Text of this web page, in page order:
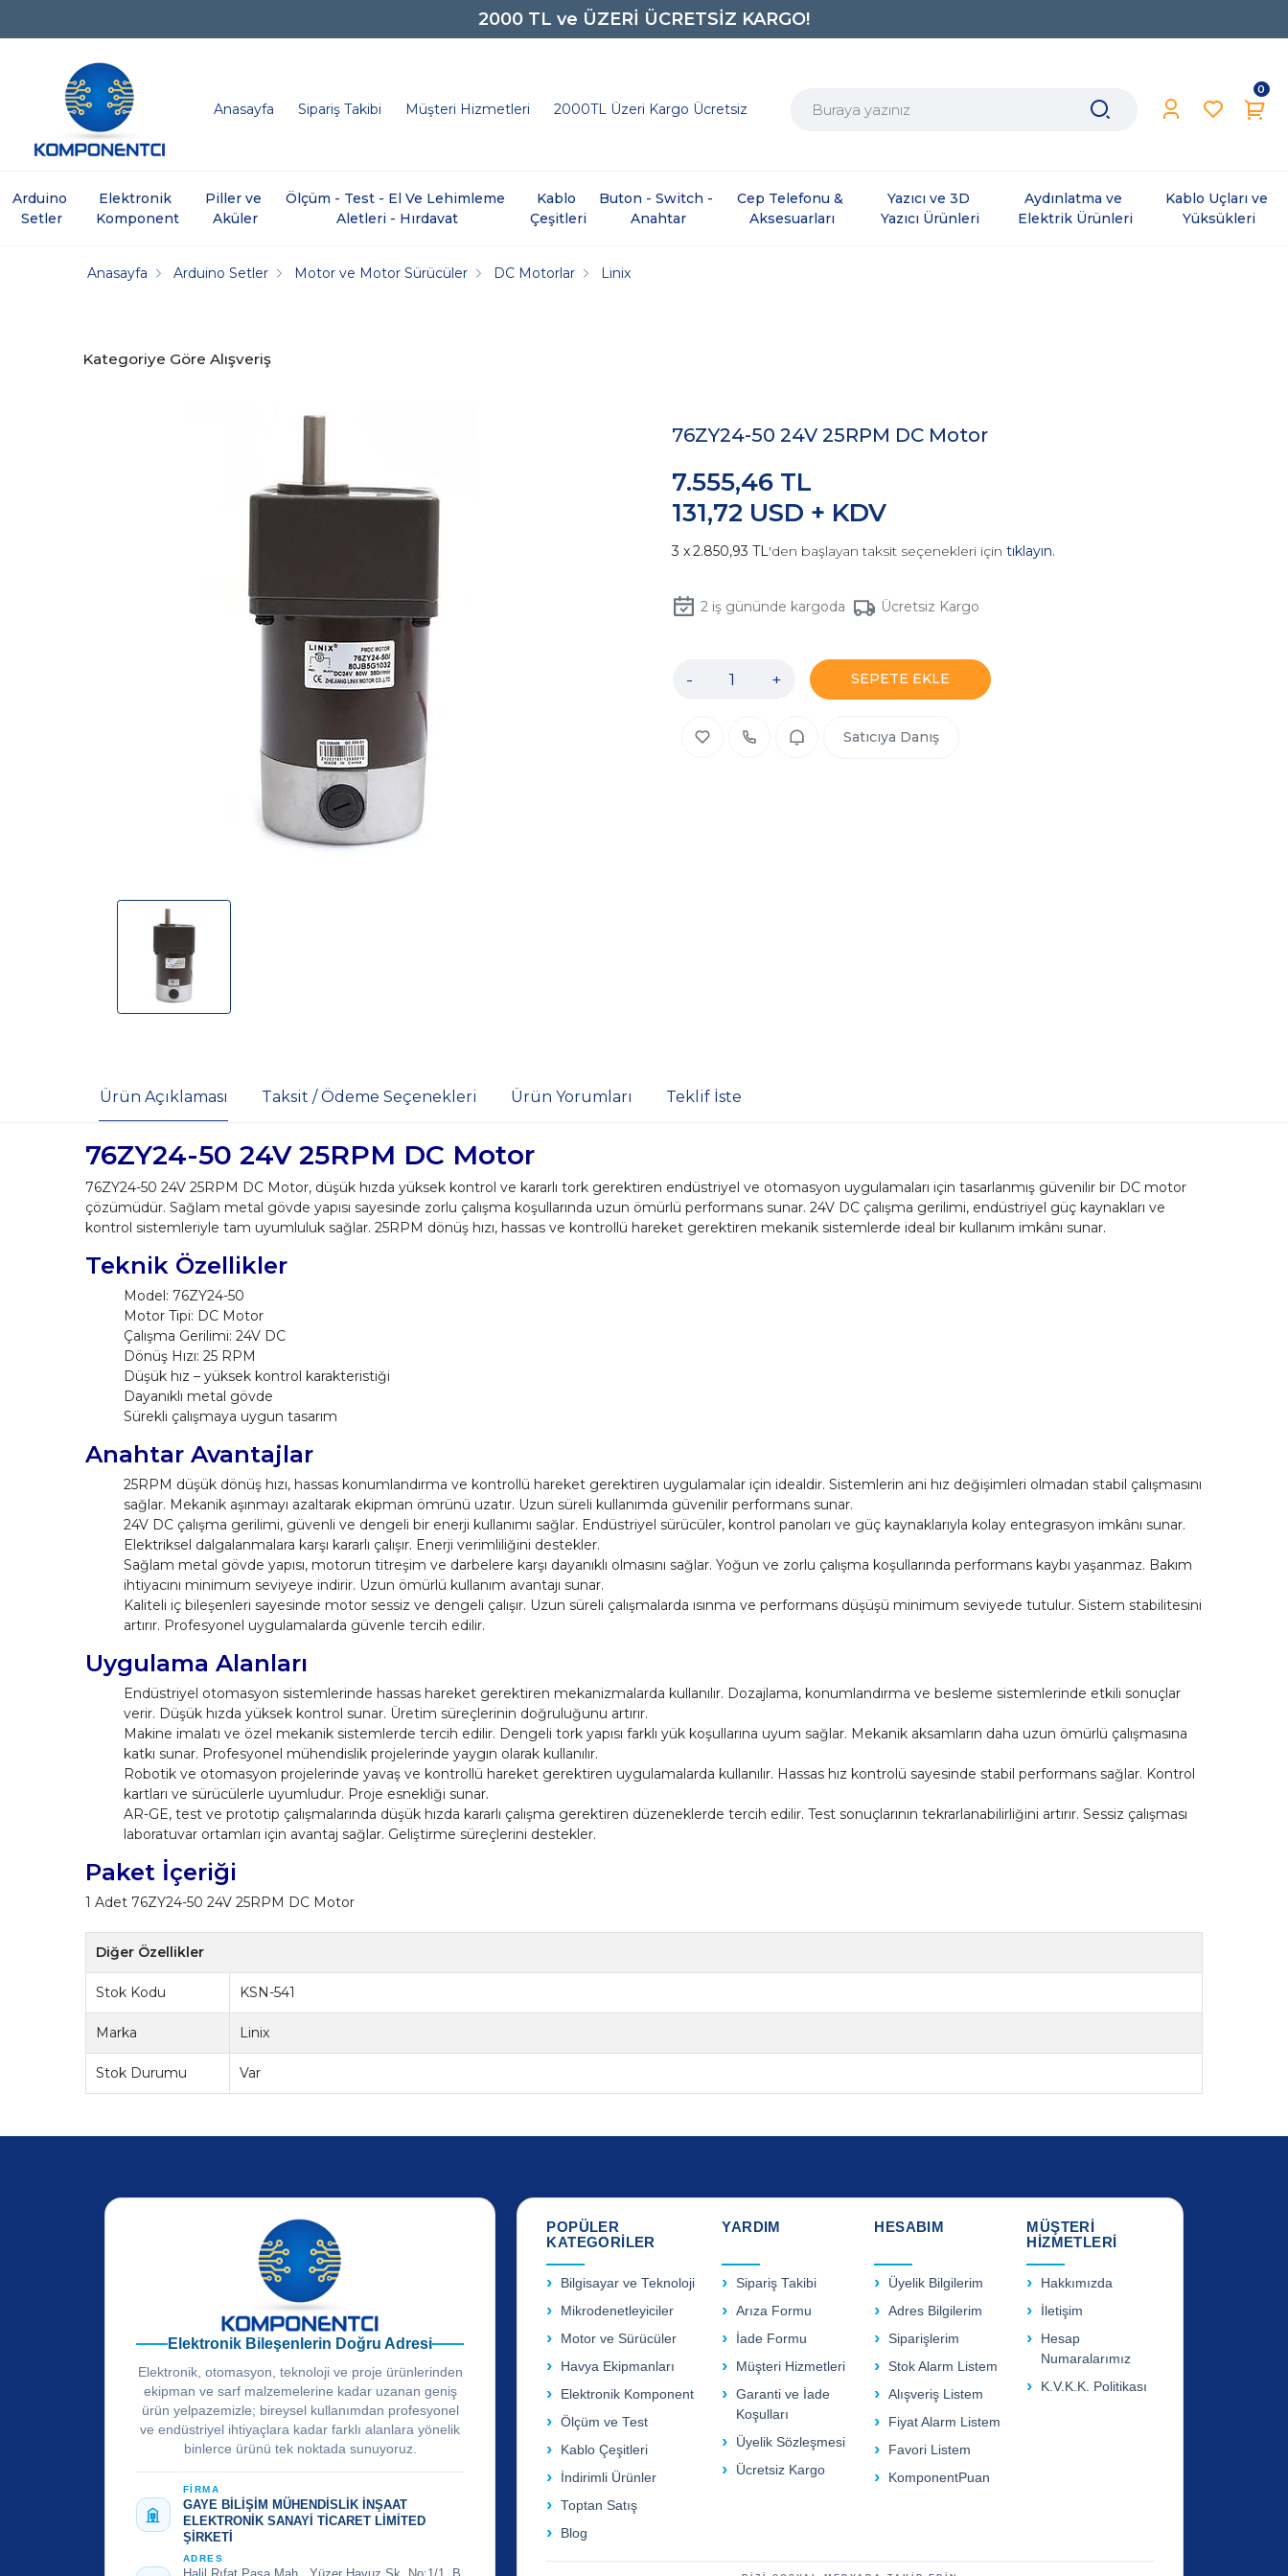
2000 TL ve ÜZERİ ÜCRETSİZ KARGO!
0850 242 0734
Anasayfa Sipariş Takibi Müşteri Hizmetleri 2000TL Üzeri Kargo Ücretsiz
0
Arduino
Setler
Elektronik
Komponent
Piller ve
Aküler
Ölçüm - Test - El Ve Lehimleme
Aletleri - Hırdavat
Kablo
Çeşitleri
Buton - Switch -
Anahtar
Cep Telefonu &
Aksesuarları
Yazıcı ve 3D
Yazıcı Ürünleri
Aydınlatma ve
Elektrik Ürünleri
Kablo Uçları ve
Yüksükleri
Anasayfa Arduino Setler Motor ve Motor Sürücüler DC Motorlar Linix
Kategoriye Göre Alışveriş
76ZY24-50 24V 25RPM DC Motor
131,72 USD + KDV
7.555,46 TL
2.850,93 TL'den başlayan taksit seçenekleri için tıklayın.
2iş gününde kargoda Ücretsiz Kargo
- + SEPETE EKLE
Satıcıya Danış
Ürün Açıklaması Taksit / Ödeme Seçenekleri Ürün Yorumları Teklif İste
76ZY24-50 24V 25RPM DC Motor
76ZY24-50 24V 25RPM DC Motor, düşük hızda yüksek kontrol ve kararlı tork gerektiren endüstriyel ve otomasyon uygulamaları için tasarlanmış güvenilir bir DC motor
çözümüdür. Sağlam metal gövde yapısı sayesinde zorlu çalışma koşullarında uzun ömürlü performans sunar. 24V DC çalışma gerilimi, endüstriyel güç kaynakları ve
kontrol sistemleriyle tam uyumluluk sağlar. 25RPM dönüş hızı, hassas ve kontrollü hareket gerektiren mekanik sistemlerde ideal bir kullanım imkânı sunar.
Teknik Özellikler
Model: 76ZY24-50
Motor Tipi: DC Motor
Çalışma Gerilimi: 24V DC
Dönüş Hızı: 25 RPM
Düşük hız – yüksek kontrol karakteristiği
Dayanıklı metal gövde
Sürekli çalışmaya uygun tasarım
Anahtar Avantajlar
25RPM düşük dönüş hızı, hassas konumlandırma ve kontrollü hareket gerektiren uygulamalar için idealdir. Sistemlerin ani hız değişimleri olmadan stabil çalışmasını
sağlar. Mekanik aşınmayı azaltarak ekipman ömrünü uzatır. Uzun süreli kullanımda güvenilir performans sunar.
24V DC çalışma gerilimi, güvenli ve dengeli bir enerji kullanımı sağlar. Endüstriyel sürücüler, kontrol panoları ve güç kaynaklarıyla kolay entegrasyon imkânı sunar.
Elektriksel dalgalanmalara karşı kararlı çalışır. Enerji verimliliğini destekler.
Sağlam metal gövde yapısı, motorun titreşim ve darbelere karşı dayanıklı olmasını sağlar. Yoğun ve zorlu çalışma koşullarında performans kaybı yaşanmaz. Bakım
ihtiyacını minimum seviyeye indirir. Uzun ömürlü kullanım avantajı sunar.
Kaliteli iç bileşenleri sayesinde motor sessiz ve dengeli çalışır. Uzun süreli çalışmalarda ısınma ve performans düşüşü minimum seviyede tutulur. Sistem stabilitesini
artırır. Profesyonel uygulamalarda güvenle tercih edilir.
Uygulama Alanları
Endüstriyel otomasyon sistemlerinde hassas hareket gerektiren mekanizmalarda kullanılır. Dozajlama, konumlandırma ve besleme sistemlerinde etkili sonuçlar
verir. Düşük hızda yüksek kontrol sunar. Üretim süreçlerinin doğruluğunu artırır.
Makine imalatı ve özel mekanik sistemlerde tercih edilir. Dengeli tork yapısı farklı yük koşullarına uyum sağlar. Mekanik aksamların daha uzun ömürlü çalışmasına
katkı sunar. Profesyonel mühendislik projelerinde yaygın olarak kullanılır.
Robotik ve otomasyon projelerinde yavaş ve kontrollü hareket gerektiren uygulamalarda kullanılır. Hassas hız kontrolü sayesinde stabil performans sağlar. Kontrol
kartları ve sürücülerle uyumludur. Proje esnekliği sunar.
AR-GE, test ve prototip çalışmalarında düşük hızda kararlı çalışma gerektiren düzeneklerde tercih edilir. Test sonuçlarının tekrarlanabilirliğini artırır. Sessiz çalışması
laboratuvar ortamları için avantaj sağlar. Geliştirme süreçlerini destekler.
Paket İçeriği
1 Adet 76ZY24-50 24V 25RPM DC Motor
Diğer Özellikler
Stok Kodu KSN-541
Marka Linix
Stok Durumu Var
Elektronik Bileşenlerin Doğru Adresi
Elektronik, otomasyon, teknoloji ve proje ürünlerinden
ekipman ve sarf malzemelerine kadar uzanan geniş
ürün yelpazemizle; bireysel kullanımdan profesyonel
ve endüstriyel ihtiyaçlara kadar farklı alanlara yönelik
binlerce ürünü tek noktada sunuyoruz.
FİRMA
GAYE BİLİŞİM MÜHENDİSLİK İNŞAAT
ELEKTRONİK SANAYİ TİCARET LİMİTED
ŞİRKETİ
ADRES
POPÜLER
KATEGORİLER
Bilgisayar ve Teknoloji
Mikrodenetleyiciler
Motor ve Sürücüler
Havya Ekipmanları
Elektronik Komponent
Ölçüm ve Test
Kablo Çeşitleri
İndirimli Ürünler
Toptan Satış
Blog
YARDIM
Sipariş Takibi
Arıza Formu
İade Formu
Müşteri Hizmetleri
Garanti ve İade
Koşulları
Üyelik Sözleşmesi
Ücretsiz Kargo
HESABIM
Üyelik Bilgilerim
Adres Bilgilerim
Siparişlerim
Stok Alarm Listem
Alışveriş Listem
Fiyat Alarm Listem
Favori Listem
KomponentPuan
MÜŞTERİ
HİZMETLERİ
Hakkımızda
İletişim
Hesap
Numaralarımız
K.V.K.K. Politikası